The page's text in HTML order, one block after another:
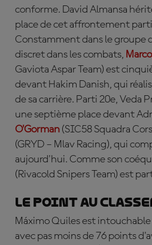
conforme. David Almansa
place de cet affrontement
Constamment dans le groupe
discret dans les combats,
Gaviota Aspar Team) est
devant Hakim Danish, qui
de sa carrière. Parti 20e, Veda
une septième place devant
O'Gorman (SIC58 Squadra
(GRYD – Mlav Racing), qui
aujourd'hui. Comme son
(Rivacold Snipers Team) est
Le point au
Máximo Quiles est
avec pas moins de 76 points